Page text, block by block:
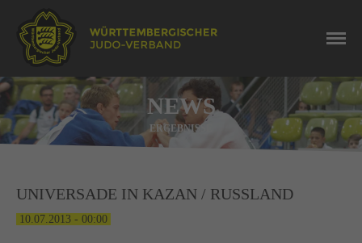
NEWS
ERGEBNISSE
UNIVERSADE IN KAZAN / RUSSLAND
10.07.2013 - 00:00